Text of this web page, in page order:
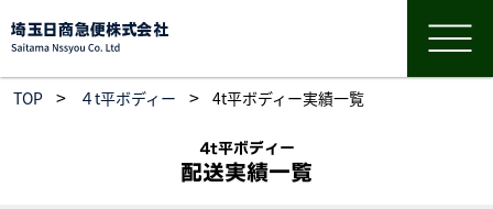
TOP > ４t平ボディー > 4t平ボディー実績一覧
4t平ボディー
配送実績一覧